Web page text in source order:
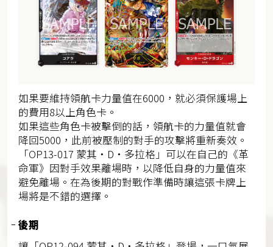
如果要維持領航卡力量值在6000，就必須保護場上
的費用8以上角色卡。
如果這些角色卡被擊倒的話，領航卡的力量值就會
降回5000，此前被壓制的對手的攻擊將重新奏效。
「OP13-017 蒙其・D・多拉格」可以在自己的《革
命軍》因對手效果離場時，以降低自身的力量值來
避免離場。在為後期的對戰作準備時讓這張卡牌上
場將是不錯的選擇。
後期